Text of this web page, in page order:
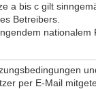
a bis c gilt
Betreibers.
nationalem
per E-Mail